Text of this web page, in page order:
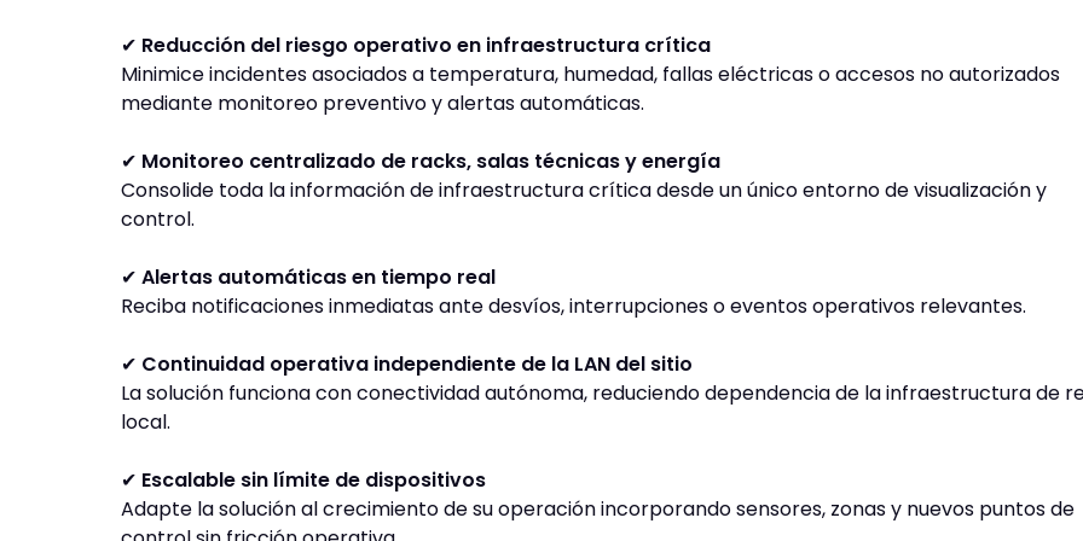
✔ Reducción del riesgo operativo en infraestructura crítica
Minimice incidentes asociados a temperatura, humedad, fallas eléctricas o accesos no autorizados
mediante monitoreo preventivo y alertas automáticas.
✔ Monitoreo centralizado de racks, salas técnicas y energía
Consolide toda la información de infraestructura crítica desde un único entorno de visualización y
control.
✔ Alertas automáticas en tiempo real
Reciba notificaciones inmediatas ante desvíos, interrupciones o eventos operativos relevantes.
✔ Continuidad operativa independiente de la LAN del sitio
La solución funciona con conectividad autónoma, reduciendo dependencia de la infraestructura de
local.
✔ Escalable sin límite de dispositivos
Adapte la solución al crecimiento de su operación incorporando sensores, zonas y nuevos puntos de